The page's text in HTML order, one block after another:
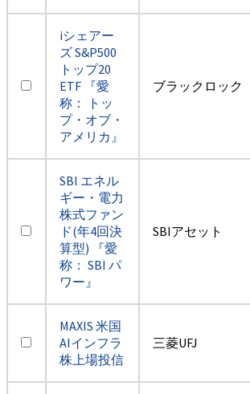
iシェアー
ズ S&P500
トップ20
ETF 『愛
称： トッ
プ・オブ・
アメリカ』
ブラックロック
SBI エネル
ギー・電力
株式ファン
ド(年4回決
算型) 『愛
称： SBI パ
ワー』
SBIアセット
MAXIS 米国
AIインフラ
株上場投信
三菱UFJ